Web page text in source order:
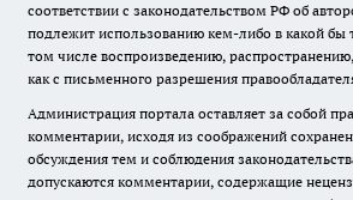
соответствии с законодательством РФ об
подлежит использованию кем-либо в какой
том числе воспроизведению,
как с письменного разрешения
Администрация портала оставляет за собой
комментарии, исходя из соображений
обсуждения тем и соблюдения
допускаются комментарии, содержащие